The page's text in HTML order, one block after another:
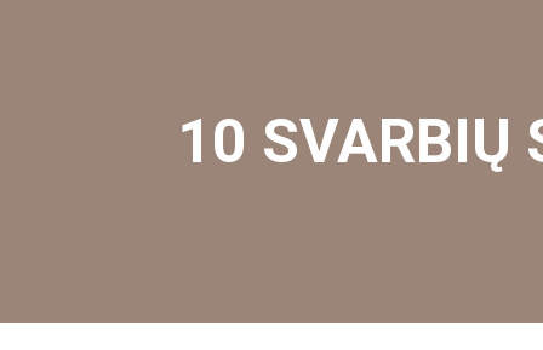
10 SVARBIŲ